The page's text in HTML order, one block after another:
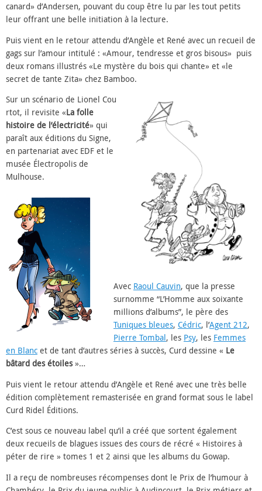
canard» d’Andersen, pouvant du coup être lu par les tout petits
leur offrant une belle initiation à la lecture.
Puis vient en le retour attendu d’Angèle et René avec un recueil de
gags sur l’amour intitulé : «Amour, tendresse et gros bisous» puis
deux romans illustrés «Le mystère du bois qui chante» et «le
secret de tante Zita» chez Bamboo.
Sur un scénario de Lionel Cou
rtot, il revisite «La folle
histoire de l’électricité» qui
paraît aux éditions du Signe,
en partenariat avec EDF et le
musée Électropolis de
Mulhouse.
Avec Raoul Cauvin, que la presse
surnomme “L’Homme aux soixante
millions d’albums”, le père des
Tuniques bleues, Cédric, l’Agent 212,
Pierre Tombal, les Psy, les Femmes
en Blanc et de tant d’autres séries à succès, Curd dessine « Le
bâtard des étoiles»…
Puis vient le retour attendu d’Angèle et René avec une très belle
édition complètement remasterisée en grand format sous le label
Curd Ridel Éditions.
C’est sous ce nouveau label qu’il a créé que sortent également
deux recueils de blagues issues des cours de récré « Histoires à
péter de rire » tomes 1 et 2 ainsi que les albums du Gowap.
Il a reçu de nombreuses récompenses dont le Prix de l’humour à